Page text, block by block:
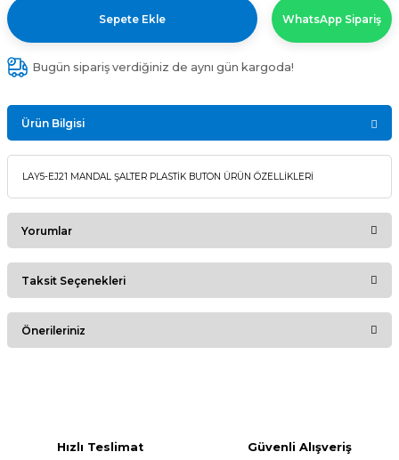
Sepete Ekle WhatsApp Sipariş
Bugün sipariş verdiğiniz de aynı gün kargoda!
Ürün Bilgisi
LAY5-EJ21 MANDAL ŞALTER PLASTİK BUTON ÜRÜN ÖZELLİKLERİ
Yorumlar
Bu ürüne ilk yorumu siz yapın!
Taksit Seçenekleri
Önerileriniz
Hızlı Teslimat
Güvenli Alışveriş